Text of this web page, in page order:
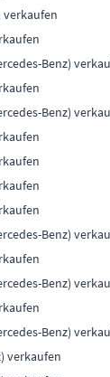
verkaufen
Benz)
Benz)
Benz)
Benz)
Benz)
verkaufen